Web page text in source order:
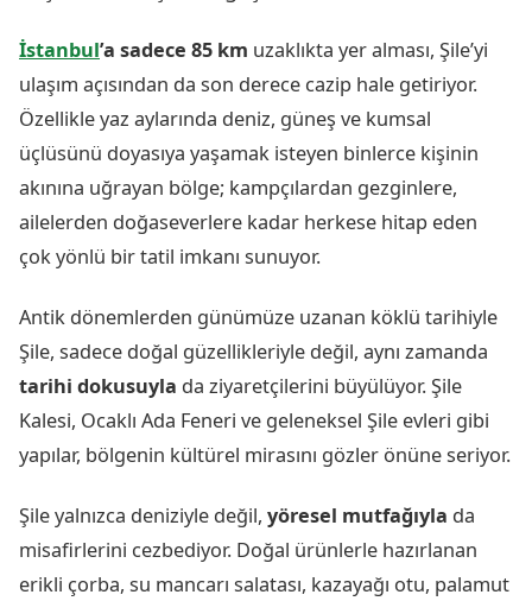
İstanbul’a sadece 85 km uzaklıkta yer alması, Şile’yi
ulaşım açısından da son derece cazip hale getiriyor.
Özellikle yaz aylarında deniz, güneş ve kumsal
üçlüsünü doyasıya yaşamak isteyen binlerce kişinin
akınına uğrayan bölge; kampçılardan gezginlere,
ailelerden doğaseverlere kadar herkese hitap eden
çok yönlü bir tatil imkanı sunuyor.
Antik dönemlerden günümüze uzanan köklü tarihiyle
Şile, sadece doğal güzellikleriyle değil, aynı zamanda
tarihi dokusuyla da ziyaretçilerini büyülüyor. Şile
Kalesi, Ocaklı Ada Feneri ve geleneksel Şile evleri gibi
yapılar, bölgenin kültürel mirasını gözler önüne seriyor.
Şile yalnızca deniziyle değil, yöresel mutfağıyla da
misafirlerini cezbediyor. Doğal ürünlerle hazırlanan
erikli çorba, su mancarı salatası, kazayağı otu, palamut